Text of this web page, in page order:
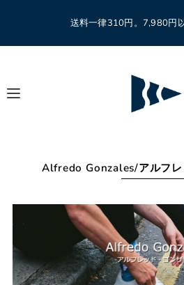
Translation missing: ja.accessibility.skip_to_text
送料一律310円。7,980円
Alfredo Gonzales/アルフレ